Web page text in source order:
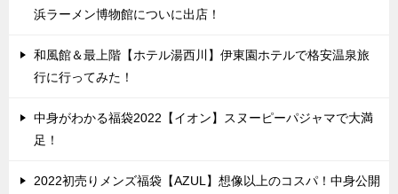
浜ラーメン博物館についに出店！
和風館＆最上階【ホテル湯西川】伊東園ホテルで格安温泉旅
行に行ってみた！
中身がわかる福袋2022【イオン】スヌーピーパジャマで大満
足！
2022初売りメンズ福袋【AZUL】想像以上のコスパ！中身公開